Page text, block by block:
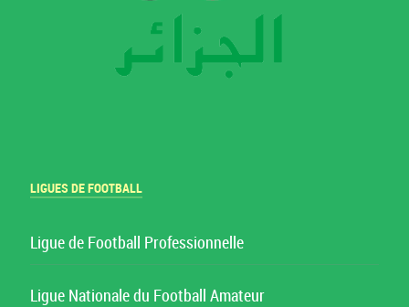
LIGUES DE FOOTBALL
Ligue de Football Professionnelle
Ligue Nationale du Football Amateur